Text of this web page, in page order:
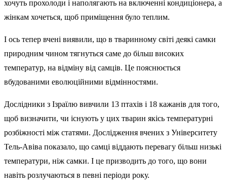
хочуть прохолоди і наполягають на включенні кондиціонера, а
жінкам хочеться, щоб приміщення було теплим.
І ось тепер вчені виявили, що в тваринному світі деякі самки
природним чином тягнуться саме до більш високих
температур, на відміну від самців. Це пояснюється
вбудованими еволюційними відмінностями.
Дослідники з Ізраїлю вивчили 13 птахів і 18 кажанів для того,
щоб визначити, чи існують у цих тварин якісь температурні
розбіжності між статями. Дослідження вчених з Університету
Тель-Авіва показало, що самці віддають перевагу більш низькі
температури, ніж самки. І це призводить до того, що вони
навіть розлучаються в певні періоди року.